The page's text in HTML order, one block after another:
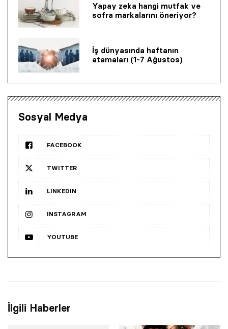
Yapay zeka hangi mutfak ve
sofra markalarını öneriyor?
İş dünyasında haftanın
atamaları (1-7 Ağustos)
Sosyal Medya
FACEBOOK
TWITTER
LINKEDIN
INSTAGRAM
YOUTUBE
İlgili Haberler